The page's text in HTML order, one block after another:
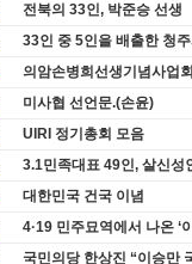
전북의 33인, 박준승 선생
33인 중 5인을 배출한 청
의암손병희선생기념사업
미사협 선언문.(손윤)
UIRI 정기총회 모음
3.1민족대표 49인, 살신성
대한민국 건국 이념
4·19 민주묘역에서 나온 ‘
국민의당 한상진 “이승만